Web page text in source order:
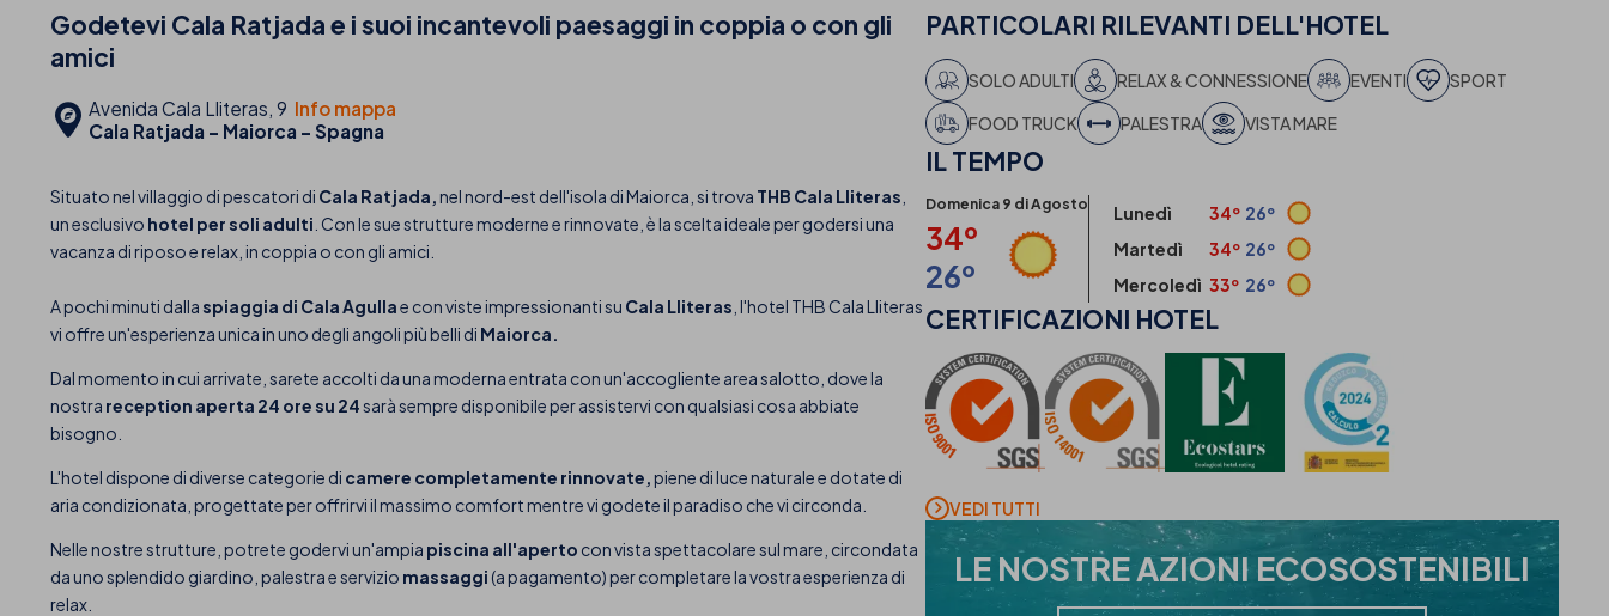
Godetevi Cala Ratjada e i suoi incantevoli paesaggi in coppia o con gli
amici
Avenida Cala Lliteras, 9 Info mappa
Cala Ratjada - Maiorca - Spagna
Situato nel villaggio di pescatori di Cala Ratjada,nel nord-est dell'isola di Maiorca, si trova THB Cala Lliteras
un esclusivo hotel per soli adulti . Con le sue strutture moderne e rinnovate, è la scelta ideale per godersi una
vacanza di riposo e relax, in coppia o con gli amici.
A pochi minuti dalla spiaggia di Cala Agullae con viste impressionanti su Cala Lliteras , l'hotel THB Cala Lliteras
vi offre un'esperienza unica in uno degli angoli più belli di Maiorca.
Dal momento in cui arrivate, sarete accolti da una moderna entrata con un'accogliente area salotto, dove la
nostra reception aperta 24 ore su 24sarà sempre disponibile per assistervi con qualsiasi cosa abbiate
bisogno.
L'hotel dispone di diverse categorie di camere completamente rinnovate,piene di luce naturale e dotate di
aria condizionata, progettate per offrirvi il massimo comfort mentre vi godete il paradiso che vi circonda.
Nelle nostre strutture, potrete godervi un'ampia piscina all'aperto con vista spettacolare sul mare, circondata
da uno splendido giardino, palestra e servizio massaggi (a pagamento) per completare la vostra esperienza di
relax.
PARTICOLARI RILEVANTI DELL'HOTEL
SOLO ADULTI RELAX & CONNESSIONE EVENTI
SPORT
FOOD TRUCK
PALESTRA VISTA MARE
ILTEMPO
Domenica 9 di Agosto
34º
26º
Lunedì 34º 26º
Martedì
34º 26º
Mercoledì 33º 26º
CERTIFICAZIONI HOTEL
VEDI TUTTI
LE NOSTREAZIONI ECOSOSTENIBILI